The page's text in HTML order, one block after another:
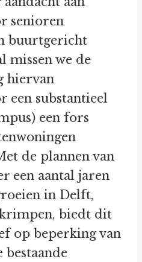
senioren
buurtgericht
missen we de
hiervan
een substantieel
een fors
de plannen van
een aantal jaren
in Delft,
biedt dit
op beperking van